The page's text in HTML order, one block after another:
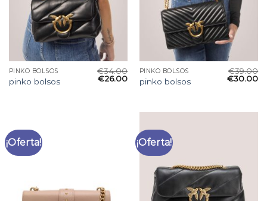
PINKO BOLSOS
pinko bolsos
€34.00
€26.00
PINKO BOLSOS
pinko bolsos
€39.00
€30.00
¡Oferta! ¡Oferta!